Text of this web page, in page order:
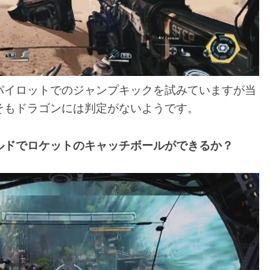
ロットでのジャンプキックを試みていますが当
ドラゴンには判定がないようです。
でロケットのキャッチボールができるか？